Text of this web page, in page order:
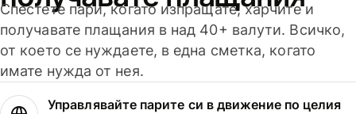
Спестете пари, когато изпращате, харчите и
получавате плащания в над 40+ валути. Всичко,
от което се нуждаете, в една сметка, когато
имате нужда от нея.
Управлявайте парите си в движение по целия